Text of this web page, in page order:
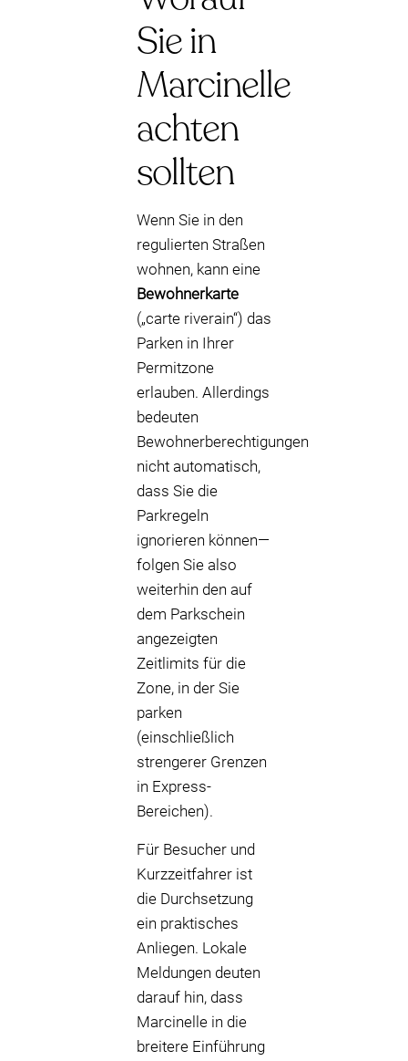
Sie in
Marcinelle
achten
sollten
Wenn Sie in den
regulierten Straßen
wohnen, kann eine
Bewohnerkarte
(„carte riverain“) das
Parken in Ihrer
Permitzone
erlauben. Allerdings
bedeuten
Bewohnerberechtigungen
nicht automatisch,
dass Sie die
Parkregeln
ignorieren können—
folgen Sie also
weiterhin den auf
dem Parkschein
angezeigten
Zeitlimits für die
Zone, in der Sie
parken
(einschließlich
strengerer Grenzen
in Express-
Bereichen).
Für Besucher und
Kurzzeitfahrer ist
die Durchsetzung
ein praktisches
Anliegen. Lokale
Meldungen deuten
darauf hin, dass
Marcinelle in die
breitere Einführung